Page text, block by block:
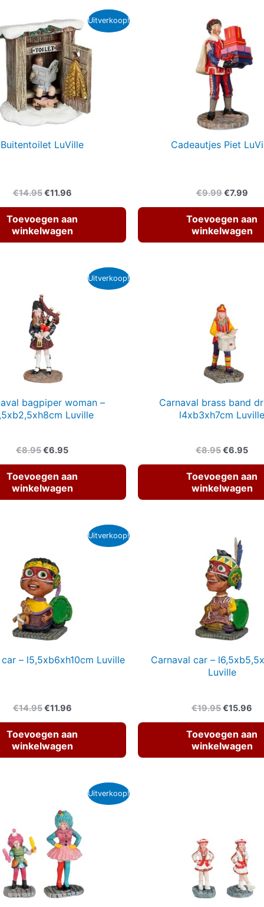
Uitverkoop!
Buitentoilet LuVille
€14.95 Oorspronkelijke
€14.95.
€11.96Huidige
€11.96.
Toevoegen aan
winkelwagen
Cadeautjes Piet
€9.99
€9.99.
€7.99
Toevoegen aan
winkelwagen
Uitverkoop!
bagpiper woman –
Luville
€8.95Oorspronkelijke
€8.95.
€6.95Huidige
€6.95.
Toevoegen aan
winkelwagen
Carnaval brass band
l4xb3xh7cm Luville
€8.95
€8.95.
€6.95
Toevoegen aan
winkelwagen
Uitverkoop!
– l5,5xb6xh10cm Luville
€14.95 Oorspronkelijke
€14.95.
€11.96Huidige
€11.96.
Toevoegen aan
winkelwagen
Carnaval car –
Luville
€19.95
€19.95.
€15.96
Toevoegen aan
winkelwagen
Uitverkoop!